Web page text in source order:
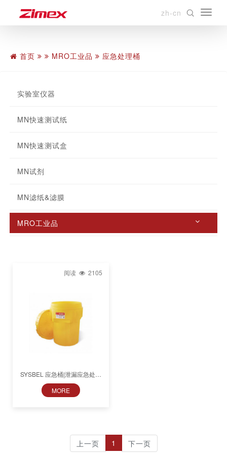
zh-cn
首页 MRO工业品 应急处理桶
实验室仪器
MN快速测试纸
MN快速测试盒
MN试剂
MN滤纸&滤膜
MRO工业品
阅读 2105
SYSBEL 应急桶|泄漏应急处理
桶SYD950
MORE
上一页 1 下一页